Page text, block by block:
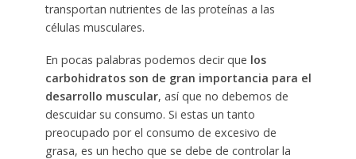
transportan nutrientes de las proteínas a las
células musculares.
En pocas palabras podemos decir que los
carbohidratos son de gran importancia para el
desarrollo muscular, así que no debemos de
descuidar su consumo. Si estas un tanto
preocupado por el consumo de excesivo de
grasa, es un hecho que se debe de controlar la